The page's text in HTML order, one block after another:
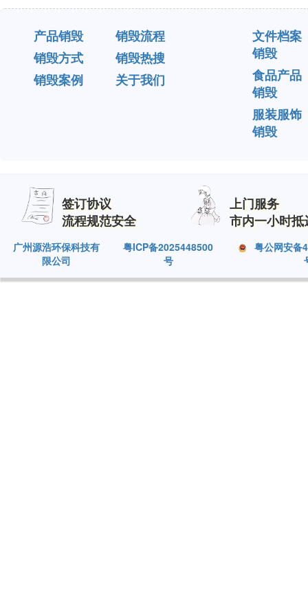
产品销毁
销毁流程
销毁方式
销毁热搜
销毁案例
关于我们
文件档案
销毁
食品产品
销毁
服装服饰
销毁
签订协议
流程规范安全
上门服务
市内一小时抵
广州源浩环保科技有
限公司
粤ICP备2025448500
号
粤公网安备